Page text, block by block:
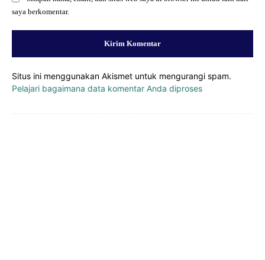
saya berkomentar.
Situs ini menggunakan Akismet untuk mengurangi spam.
Pelajari bagaimana data komentar Anda diproses